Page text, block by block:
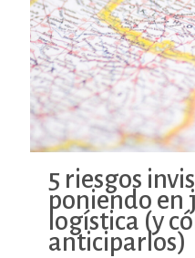
5 riesgos
poniendo en
logística (y
anticiparlos)